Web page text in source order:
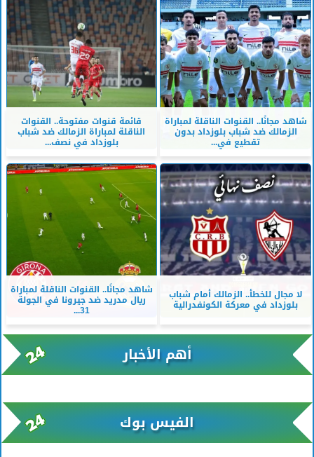
شاهد مجانًا.. القنوات الناقلة لمباراة
الزمالك ضد شباب بلوزداد بدون
تقطيع في...
قائمة قنوات مفتوحة.. القنوات
الناقلة لمباراة الزمالك ضد شباب
بلوزداد في نصف...
لا مجال للخطأ.. الزمالك أمام شباب
بلوزداد في معركة الكونفدرالية
شاهد مجانًا.. القنوات الناقلة لمباراة
ريال مدريد ضد جيرونا في الجولة
31...
أهم الأخبار
الفيس بوك